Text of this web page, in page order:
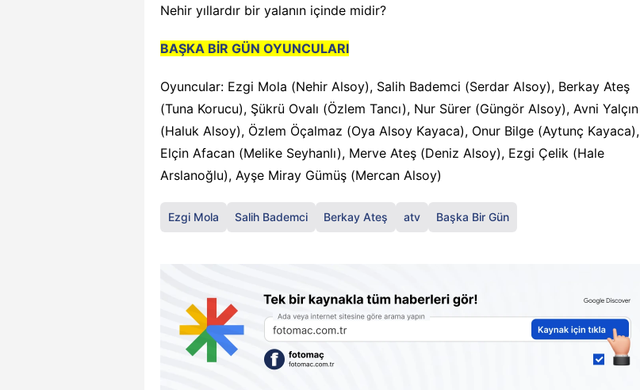
Nehir yıllardır bir yalanın içinde midir?
BAŞKA BİR GÜN OYUNCULARI
Oyuncular: Ezgi Mola (Nehir Alsoy), Salih Bademci (Serdar Alsoy), Berkay Ateş
(Tuna Korucu), Şükrü Ovalı (Özlem Tancı), Nur Sürer (Güngör Alsoy), Avni Yalçın
(Haluk Alsoy), Özlem Öçalmaz (Oya Alsoy Kayaca), Onur Bilge (Aytunç Kayaca),
Elçin Afacan (Melike Seyhanlı), Merve Ateş (Deniz Alsoy), Ezgi Çelik (Hale
Arslanoğlu), Ayşe Miray Gümüş (Mercan Alsoy)
Ezgi Mola Salih Bademci Berkay Ateş atv Başka Bir Gün